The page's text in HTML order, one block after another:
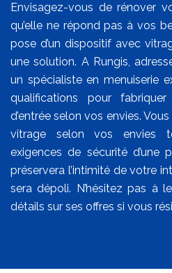
Envisagez-vous de rénover
qu’elle ne répond pas à vos
pose d’un dispositif avec
une solution. A Rungis,
un spécialiste en menuiserie
qualifications pour
d’entrée selon vos envies.
vitrage selon vos envies
exigences de sécurité d’une
préservera l’intimité de votre
sera dépoli. N’hésitez pas à
détails sur ses offres si vous